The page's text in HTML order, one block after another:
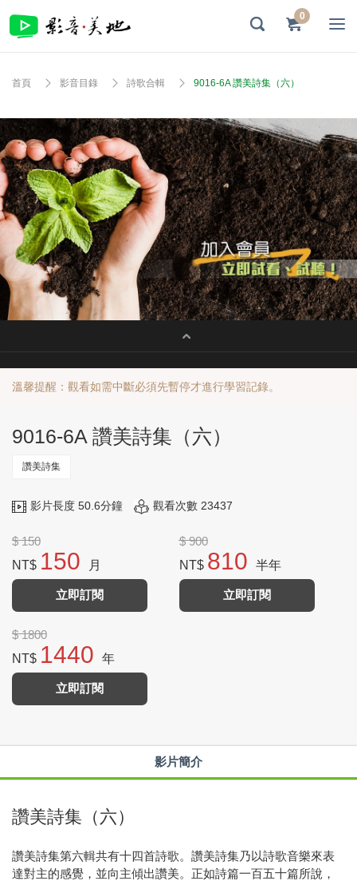
0
首頁 影音目錄 詩歌合輯 9016-6A 讚美詩集（六）
溫馨提醒：觀看如需中斷必須先暫停才進行學習記錄。
9016-6A 讚美詩集（六）
讚美詩集
影片長度 50.6分鐘 觀看次數 23437
$ 150
NT$ 150 月
立即訂閱
$ 900
NT$ 810 半年
立即訂閱
$ 1800
NT$ 1440 年
立即訂閱
影片簡介
讚美詩集（六）
讚美詩集第六輯共有十四首詩歌。讚美詩集乃以詩歌音樂來表
達對主的感覺，並向主傾出讚美。正如詩篇一百五十篇所說，